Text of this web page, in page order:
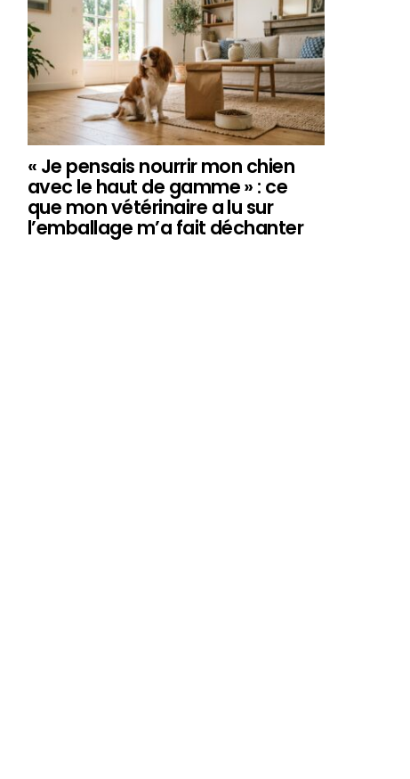
« Je pensais nourrir mon chien
avec le haut de gamme » : ce
que mon vétérinaire a lu sur
l’emballage m’a fait déchanter